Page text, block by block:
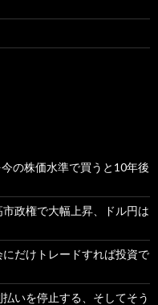
の株価水準で買うと10年後
政権で大幅上昇、ドル円は
だけトレードすれば投資で
いを停止する、そしてそう